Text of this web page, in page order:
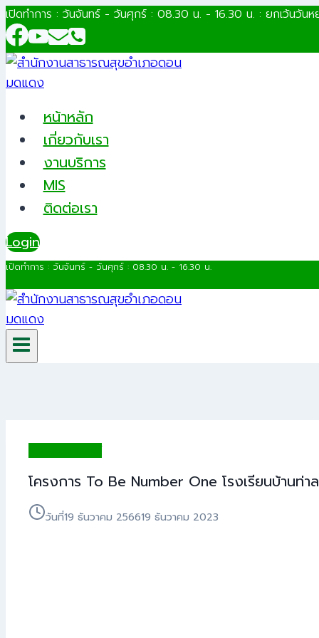
Skip
to
content
เปิดทำการ : วันจันทร์ - วันศุกร์ : 08.30 น. - 16.30 น. : ยกเว้นวัน
หน้าหลัก
เกี่ยวกับเรา
งานบริการ
MIS
ติดต่อเรา
Login
เปิดทำการ : วันจันทร์ - วันศุกร์ : 08.30 น. - 16.30 น.
โครงการ To Be Number One โรงเรียนบ้านท่
วันที่19 ธันวาคม 256619 ธันวาคม 2023